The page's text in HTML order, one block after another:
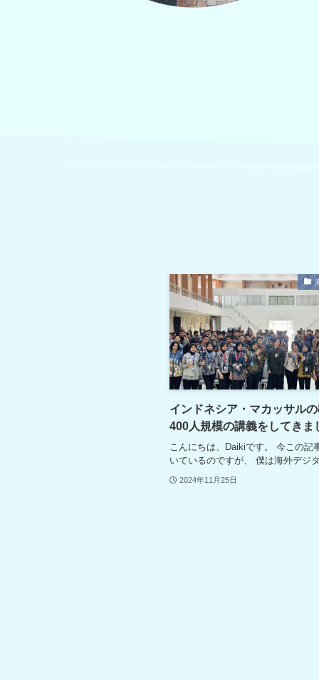
インドネシア・マカッサル
400人規模の講義をしてきま
こんにちは、Daikiです。 今この記
いているのですが、 僕は海外デジ
2024年11月25日